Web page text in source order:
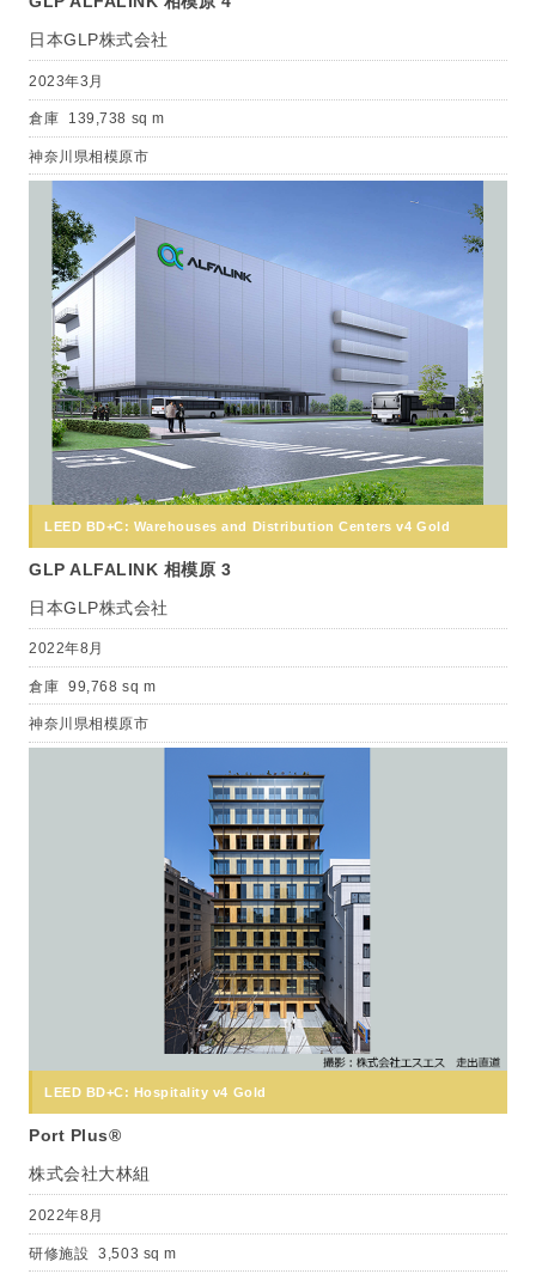
日本GLP株式会社
2023年3月
倉庫 139,738 sq m
神奈川県相模原市
LEED BD+C: Warehouses and Distribution Centers v4 Gold
GLP ALFALINK 相模原 3
日本GLP株式会社
2022年8月
倉庫 99,768 sq m
神奈川県相模原市
LEED BD+C: Hospitality v4 Gold
Port Plus®
株式会社大林組
2022年8月
研修施設 3,503 sq m